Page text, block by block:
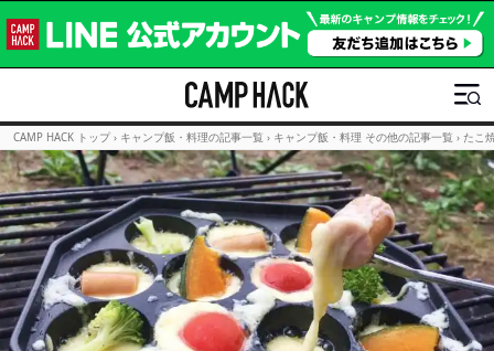
CAMP HACK トップ › キャンプ飯・料理の記事一覧 › キャンプ飯・料理 その他の記事一覧 › たこ